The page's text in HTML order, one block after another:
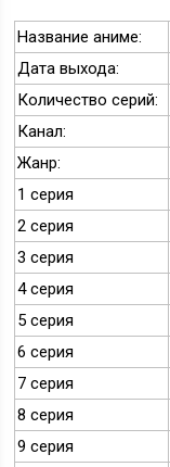
Название аниме:
Дата выхода:
Количество серий:
Канал:
Жанр:
1 серия
2 серия
3 серия
4 серия
5 серия
6 серия
7 серия
8 серия
9 серия